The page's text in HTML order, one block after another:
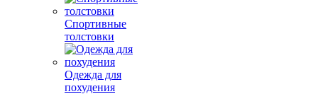
Спортивные
толстовки
Одежда для
похудения